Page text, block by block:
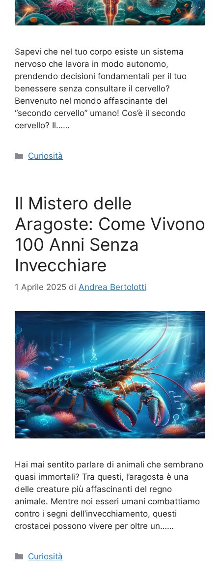
Sapevi che nel tuo corpo esiste un sistema
nervoso che lavora in modo autonomo,
prendendo decisioni fondamentali per il tuo
benessere senza consultare il cervello?
Benvenuto nel mondo affascinante del
“secondo cervello” umano! Cos’è il secondo
cervello? Il……
Categorie
Curiosità
Il Mistero delle
Aragoste: Come Vivono
100 Anni Senza
Invecchiare
1 Aprile 2025 di Andrea Bertolotti
Hai mai sentito parlare di animali che sembrano
quasi immortali? Tra questi, l’aragosta è una
delle creature più affascinanti del regno
animale. Mentre noi esseri umani combattiamo
contro i segni dell’invecchiamento, questi
crostacei possono vivere per oltre un……
Categorie
Curiosità